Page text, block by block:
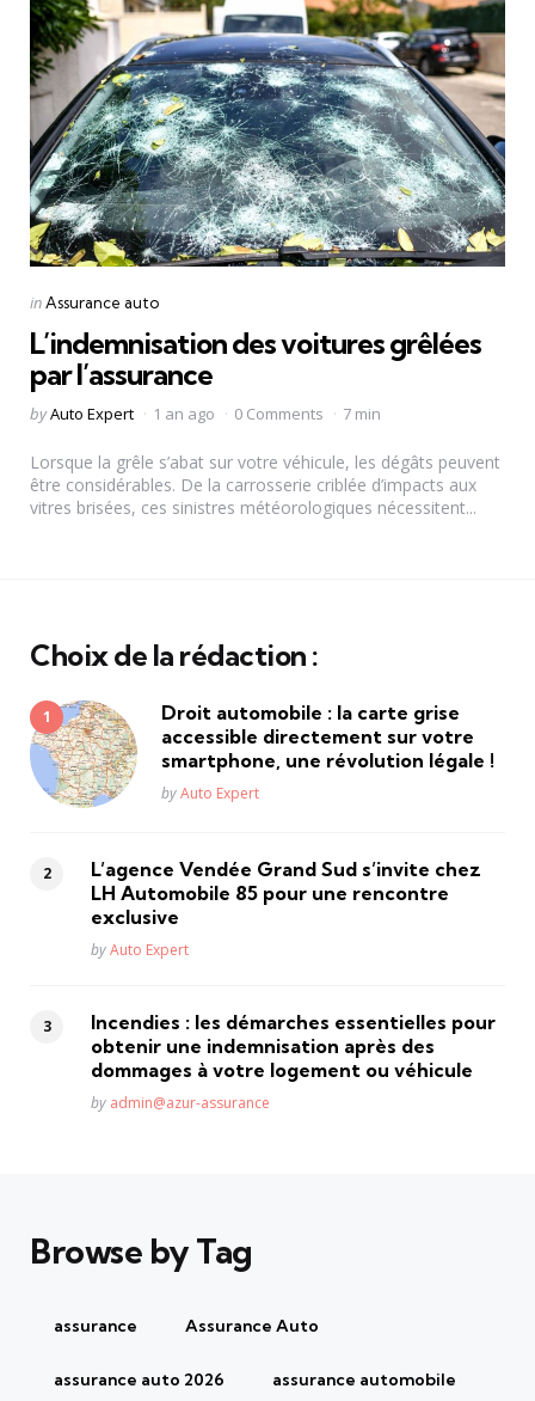
Categories
Posted
inAssurance auto
L’indemnisation des voitures grêlées
par l’assurance
Posted
byAuto Expert 1 an ago 0 Comments 7 min
Lorsque la grêle s’abat sur votre véhicule, les dégâts peuvent
être considérables. De la carrosserie criblée d’impacts aux
vitres brisées, ces sinistres météorologiques nécessitent...
Choix de la rédaction :
Droit automobile : la carte grise
accessible directement sur votre
smartphone, une révolution légale !
Posted
byAuto Expert
L’agence Vendée Grand Sud s’invite chez
LH Automobile 85 pour une rencontre
exclusive
Posted
byAuto Expert
Incendies : les démarches essentielles pour
obtenir une indemnisation après des
dommages à votre logement ou véhicule
Posted
by admin@azur-assurance
Browse by Tag
assurance Assurance Auto
assurance auto 2026 assurance automobile